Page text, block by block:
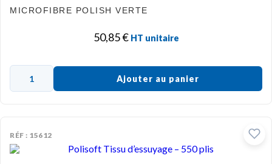
MICROFIBRE POLISH VERTE
50,85€ HT unitaire
Ajouter au panier
RÉF : 15612